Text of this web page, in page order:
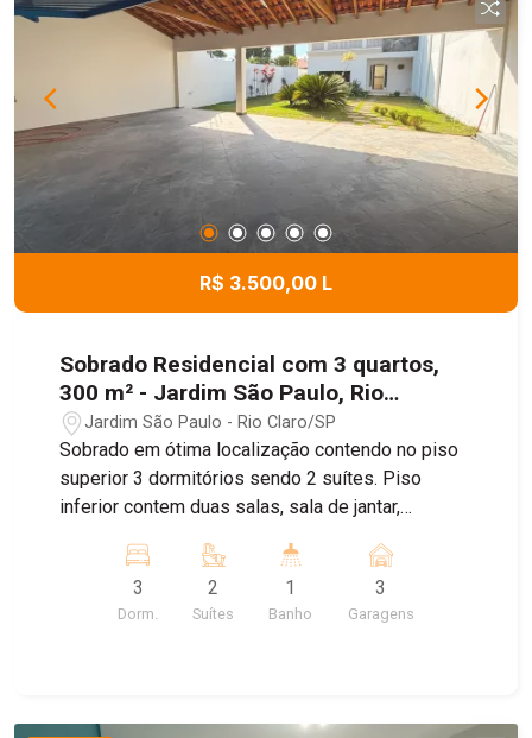
R$ 3.500,00 L
Sobrado Residencial com 3 quartos,
300 m² - Jardim São Paulo, Rio
Claro/SP
Jardim São Paulo - Rio Claro/SP
Sobrado em ótima localização contendo no piso
superior 3 dormitórios sendo 2 suítes. Piso
inferior contem duas salas, sala de jantar,
garagem.
3
Dorm.
2
Suítes
1
Banho
3
Garagens